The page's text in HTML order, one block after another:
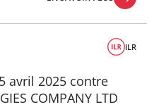
avril 2025 contre
COMPANY LTD
ILR